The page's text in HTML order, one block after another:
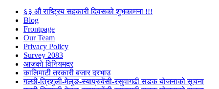
६३ औं राष्ट्रिय सहकारी दिवसको शुभकामना !!!
Blog
Frontpage
Our Team
Privacy Policy
Survey 2083
आजकाे विनियमदर
कालिमाटी तरकारी बजार दरभाउ
गल्छी-त्रिशुली-मेलुङ-स्याप्रुबेंसी-रसुवागढी सडक योजनाको सूचना